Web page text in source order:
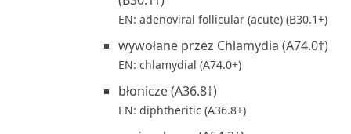
EN: adenoviral follicular (acute) (B30.1+)
wywołane przez Chlamydia (A74.0†)
EN: chlamydial (A74.0+)
błonicze (A36.8†)
EN: diphtheritic (A36.8+)